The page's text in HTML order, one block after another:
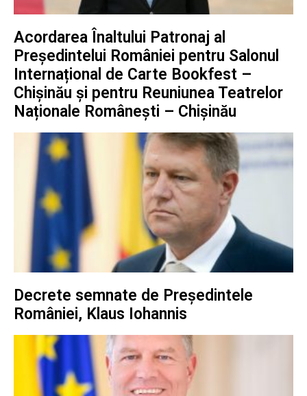
Acordarea Înaltului Patronaj al
Preşedintelui României pentru Salonul
Internațional de Carte Bookfest –
Chișinău și pentru Reuniunea Teatrelor
Naționale Românești – Chișinău
Decrete semnate de Președintele
României, Klaus Iohannis